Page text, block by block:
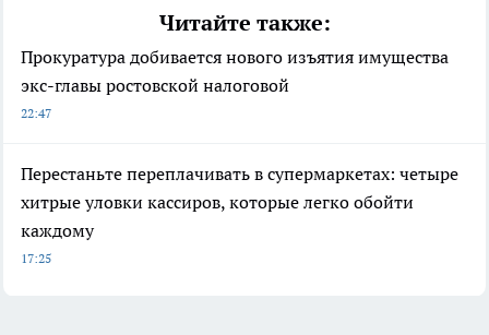
Читайте также:
Прокуратура добивается нового изъятия имущества
экс-главы ростовской налоговой
22:47
Перестаньте переплачивать в супермаркетах: четыре
хитрые уловки кассиров, которые легко обойти
каждому
17:25